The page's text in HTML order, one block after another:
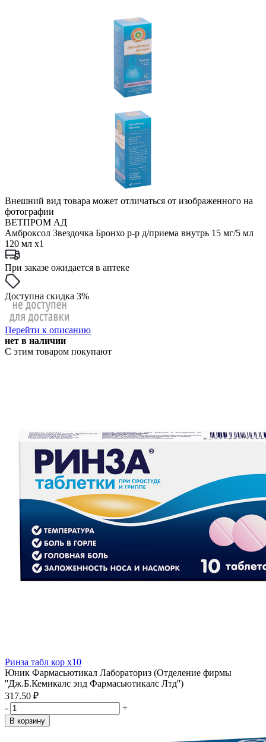
Внешний вид товара может отличаться от изображенного на
фотографии
ВЕТПРОМ АД
Амброксол Звездочка Бронхо р-р д/приема внутрь 15 мг/5 мл
120 мл x1
При заказе ожидается в аптеке
Доступна скидка 3%
Перейти к описанию
нет в наличии
С этим товаром покупают
Ринза табл кор x10
Юник Фармасьютикал Лабораториз (Отделение фирмы
''Дж.Б.Кемикалс энд Фармасьютикалс Лтд'')
317.50 ₽
-
+
В корзину